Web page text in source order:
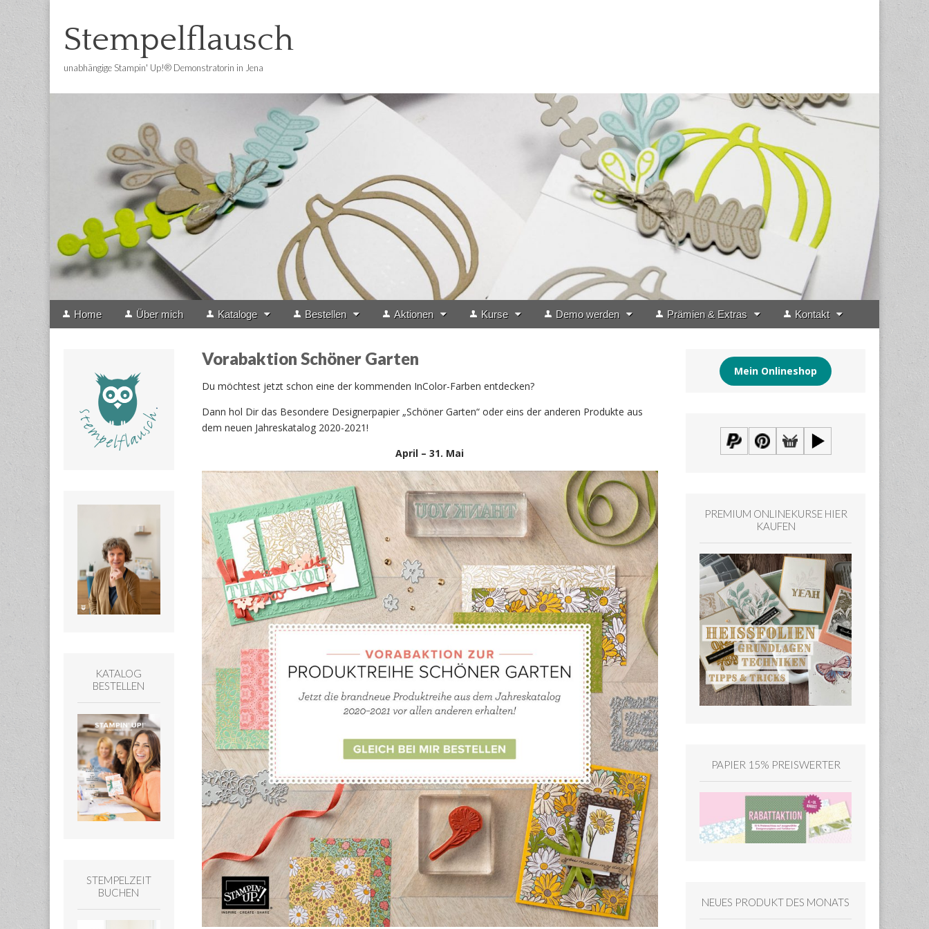
Stempelflausch
unabhängige Stampin' Up!® Demonstratorin in Jena
Main
Skip
Home Über mich Kataloge Bestellen Aktionen Kurse Demo werden Prämien & Extras Kontakt
Vorabaktion Schöner Garten
Du möchtest jetzt schon eine der kommenden InColor-Farben entdecken?
Dann hol Dir das Besondere Designerpapier „Schöner Garten“ oder eins der anderen Produkte aus
dem neuen Jahreskatalog 2020-2021!
April – 31. Mai
KATALOG
BESTELLEN
STEMPELZEIT
BUCHEN
Mein Onlineshop
PREMIUM ONLINEKURSE HIER
KAUFEN
PAPIER 15% PREISWERTER
NEUES PRODUKT DES MONATS